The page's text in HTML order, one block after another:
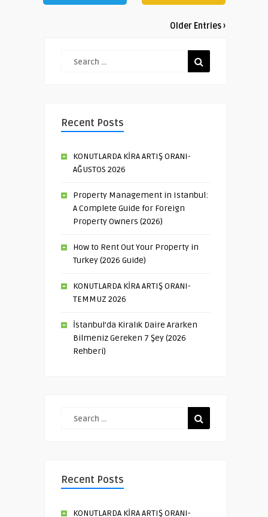
Older Entries ›
Recent Posts
KONUTLARDA KİRA ARTIŞ ORANI-
AĞUSTOS 2026
Property Management in Istanbul:
A Complete Guide for Foreign
Property Owners (2026)
How to Rent Out Your Property in
Turkey (2026 Guide)
KONUTLARDA KİRA ARTIŞ ORANI-
TEMMUZ 2026
İstanbul’da Kiralık Daire Ararken
Bilmeniz Gereken 7 Şey (2026
Rehberi)
Recent Posts
KONUTLARDA KİRA ARTIŞ ORANI-